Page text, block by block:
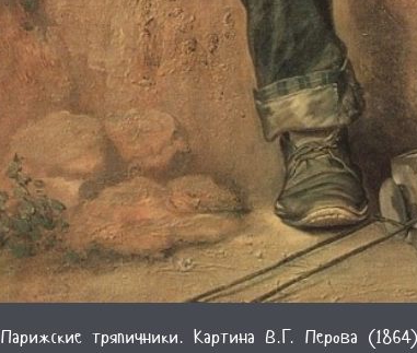
Парижские тряпичники. Картина В.Г. Перова